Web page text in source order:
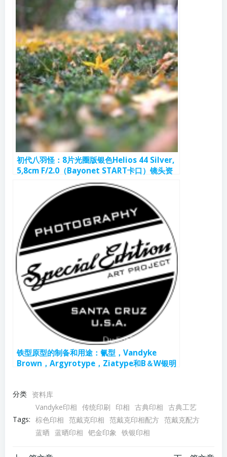
初代八羽怪：8片光圈版银色Helios 44 Silver,
5,8cm F/2.0（Bayonet START卡口）镜头资
铁型原型的制备和用途：氰型，Vandyke
Brown，Argyrotype，Ziatype和B＆W银明
分类 资料库
Tags:
Vandyke印相 传统印刷 印相 古典印相 古典工艺
棕色印相 范戴克印相 范戴克印相配方 范戴克配方
蓝晒 蓝晒印相 钯金印象 铁银印相